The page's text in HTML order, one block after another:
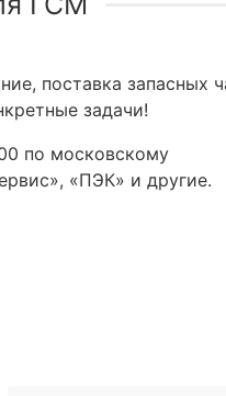
поставка запасных
задачи!
по московскому
«ПЭК» и другие.